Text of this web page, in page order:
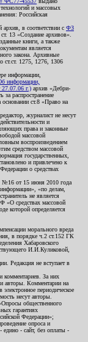
и массовых
Российская
в соответствии с ФЗ
ст. 13 «Создание архивов».
книги, а также
является
закона. Архивные
ст.ст. 1275, 1276, 1306
информации,
информации,
г.) архив «Дебри-
распространение
ст.8 «Право на
журналист не несут
и
права и законные
массовой
воспроизведением
средством массовой
государственных,
и привлечено к
о средствах
№16 от 15 июня 2010 года
«по делам,
не является
«О средствах массовой
которой определяется
морального вреда
в порядке ч.2 ст.152 ГК
Хабаровского
И.И.Куликовой,
Редакция не вступает в
комментариев. За них
и авторы. Комментарии на
периодическое
несут авторы.
общественного
гарантиях
Федерации»;
опроса и
- сайт, без оплаты -